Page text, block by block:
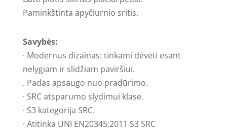
Paminkštinta apyčiurnio sritis.
Savybės:
· Modernus dizainas: tinkami dėvėti esant
nelygiam ir slidžiam paviršiui.
. Padas apsaugo nuo pradūrimo.
· SRC atsparumo slydimui klasė.
· S3 kategorija SRC.
· Atitinka UNI EN20345:2011 S3 SRC